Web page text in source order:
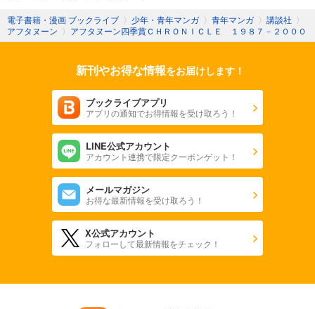
電子書籍・漫画 ブックライブ 〉 少年・青年マンガ 〉 青年マンガ 〉 講談社 〉
アフタヌーン 〉 アフタヌーン四季賞ＣＨＲＯＮＩＣＬＥ １９８７－２０００
新刊やお得な情報をお届けします！
ブックライブアプリ
アプリの通知でお得情報を受け取ろう！
LINE公式アカウント
アカウント連携で限定クーポンゲット！
メールマガジン
お得な最新情報を受け取ろう！
X公式アカウント
フォローして最新情報をチェック！